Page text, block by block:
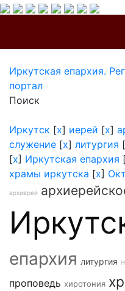
Иркутская епархия.
портал
Поиск
Иркутск [x] иерей [x]
служение [x] литургия [
[x] Иркутская епархия
храмы иркутска [x]
архиерей
епархия литургия
проповедь хиротония